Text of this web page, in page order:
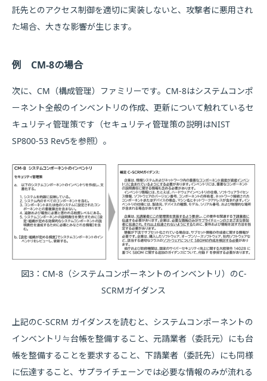
託先とのアクセス制御を適切に実装しないと、攻撃者に悪用され
た場合、大きな影響が生じます。
例 CM-8の場合
次に、CM（構成管理）ファミリーです。CM-8はシステムコンポ
ーネント全般のインベントリの作成、更新について触れているセ
キュリティ管理策です（セキュリティ管理策の説明はNIST
SP800-53 Rev5を参照）。
図3：CM-8（システムコンポーネントのインベントリ）のC-
SCRMガイダンス
上記のC-SCRM ガイダンスを読むと、システムコンポーネントの
インベントリ≒台帳を整備すること、元請業者（委託元）にも台
帳を整備することを要求すること、下請業者（委託先）にも同様
に伝達すること、サプライチェーンでは必要な情報のみが流れる